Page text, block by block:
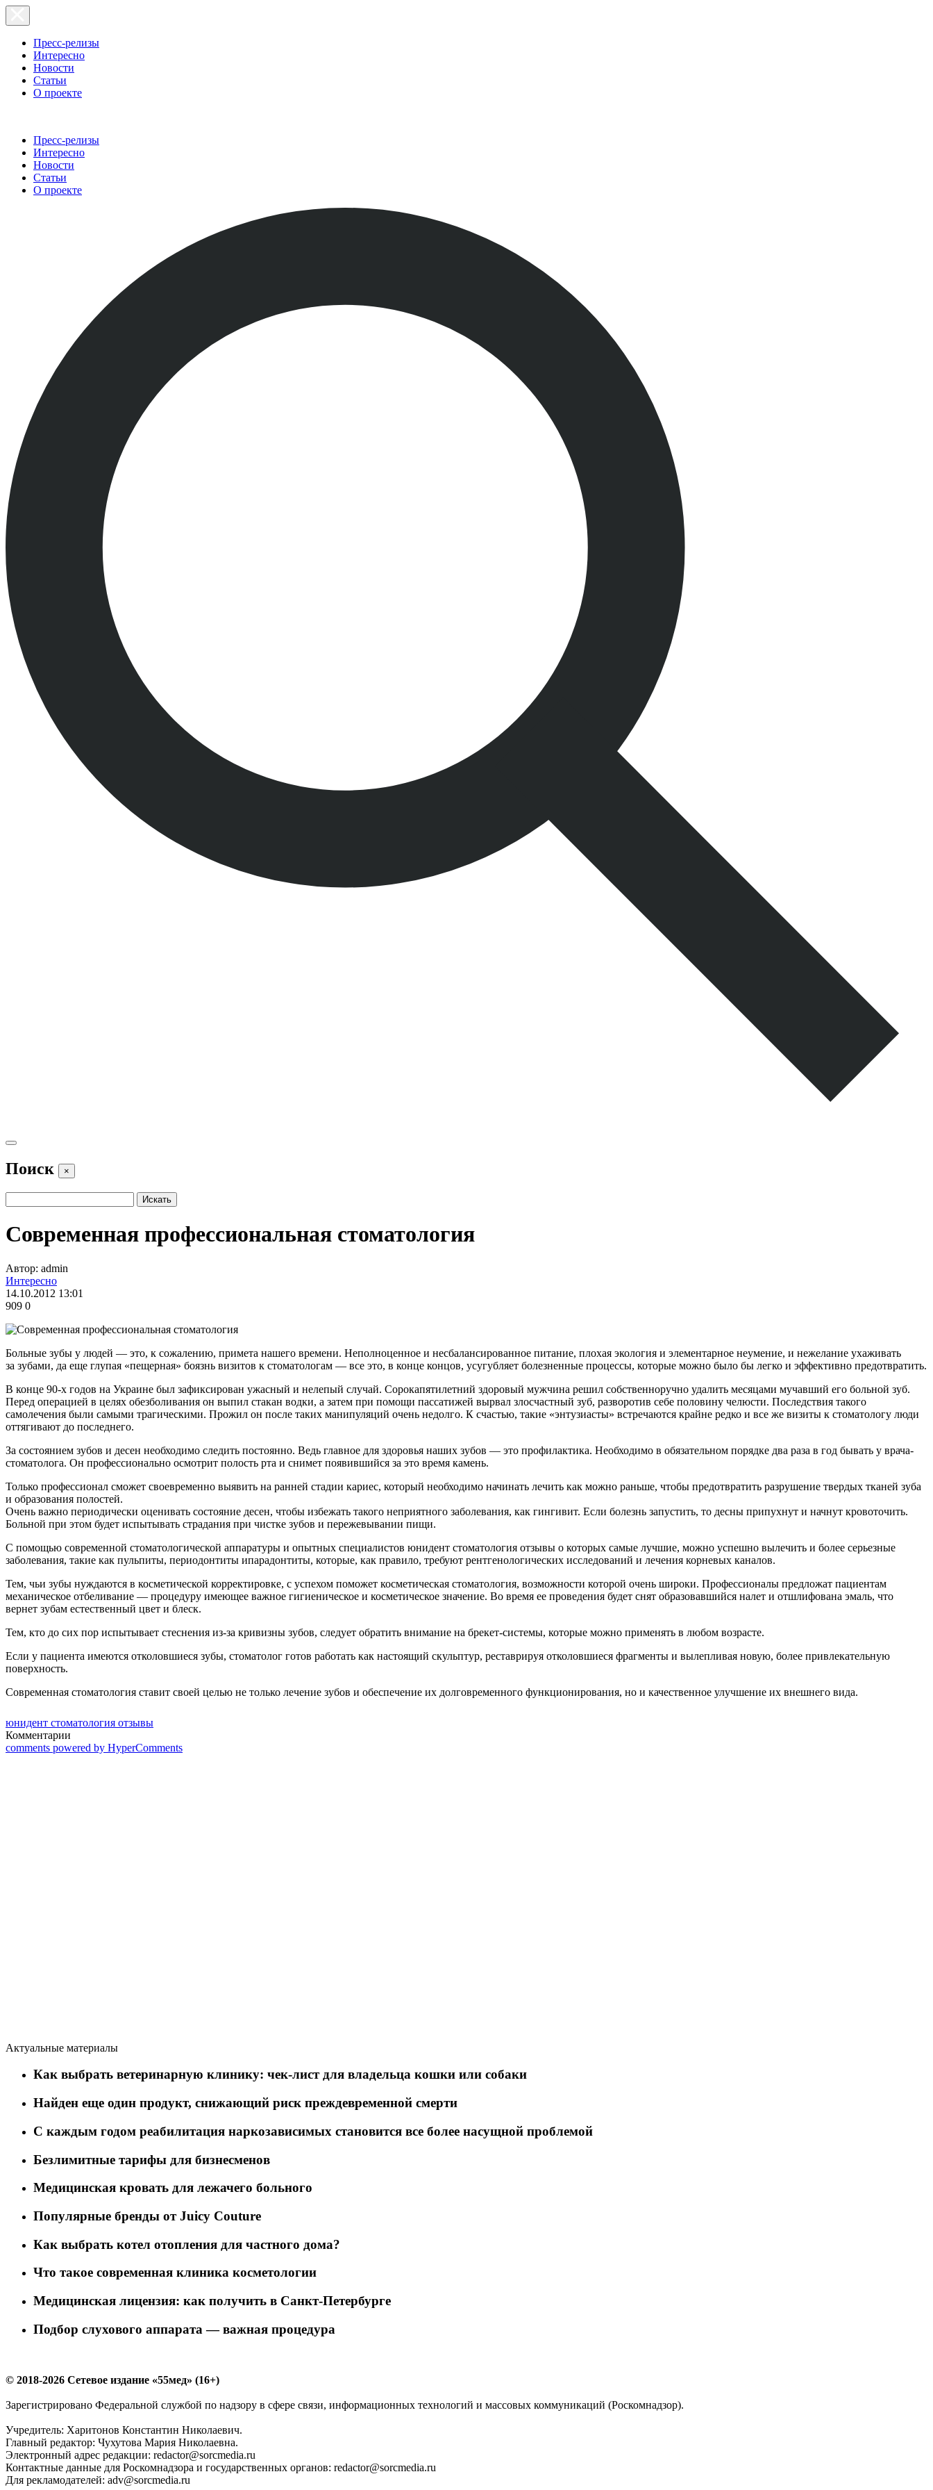
Пресс-релизы
Интересно
Новости
Статьи
О проекте
Пресс-релизы
Интересно
Новости
Статьи
О проекте
Поиск ×
Современная профессиональная стоматология
Автор: admin
Интересно
14.10.2012 13:01
909 0
Больные зубы у людей — это, к сожалению, примета нашего времени. Неполноценное и несбалансированное питание, плохая экология и элементарное неумение, и нежелание ухаживать
за зубами, да еще глупая «пещерная» боязнь визитов к стоматологам — все это, в конце концов, усугубляет болезненные процессы, которые можно было бы легко и эффективно предотвратить.
В конце 90-х годов на Украине был зафиксирован ужасный и нелепый случай. Сорокапятилетний здоровый мужчина решил собственноручно удалить месяцами мучавший его больной зуб.
Перед операцией в целях обезболивания он выпил стакан водки, а затем при помощи пассатижей вырвал злосчастный зуб, разворотив себе половину челюсти. Последствия такого
самолечения были самыми трагическими. Прожил он после таких манипуляций очень недолго. К счастью, такие «энтузиасты» встречаются крайне редко и все же визиты к стоматологу люди
оттягивают до последнего.
За состоянием зубов и десен необходимо следить постоянно. Ведь главное для здоровья наших зубов — это профилактика. Необходимо в обязательном порядке два раза в год бывать у врача-
стоматолога. Он профессионально осмотрит полость рта и снимет появившийся за это время камень.
Только профессионал сможет своевременно выявить на ранней стадии кариес, который необходимо начинать лечить как можно раньше, чтобы предотвратить разрушение твердых тканей зуба
и образования полостей.
Очень важно периодически оценивать состояние десен, чтобы избежать такого неприятного заболевания, как гингивит. Если болезнь запустить, то десны припухнут и начнут кровоточить.
Больной при этом будет испытывать страдания при чистке зубов и пережевывании пищи.
С помощью современной стоматологической аппаратуры и опытных специалистов юнидент стоматология отзывы о которых самые лучшие, можно успешно вылечить и более серьезные
заболевания, такие как пульпиты, периодонтиты ипарадонтиты, которые, как правило, требуют рентгенологических исследований и лечения корневых каналов.
Тем, чьи зубы нуждаются в косметической корректировке, с успехом поможет косметическая стоматология, возможности которой очень широки. Профессионалы предложат пациентам
механическое отбеливание — процедуру имеющее важное гигиеническое и косметическое значение. Во время ее проведения будет снят образовавшийся налет и отшлифована эмаль, что
вернет зубам естественный цвет и блеск.
Тем, кто до сих пор испытывает стеснения из-за кривизны зубов, следует обратить внимание на брекет-системы, которые можно применять в любом возрасте.
Если у пациента имеются отколовшиеся зубы, стоматолог готов работать как настоящий скульптур, реставрируя отколовшиеся фрагменты и вылепливая новую, более привлекательную
поверхность.
Современная стоматология ставит своей целью не только лечение зубов и обеспечение их долговременного функционирования, но и качественное улучшение их внешнего вида.
юнидент стоматология отзывы
Комментарии
comments powered by HyperComments
Актуальные материалы
Как выбрать ветеринарную клинику: чек-лист для владельца кошки или собаки
Найден еще один продукт, снижающий риск преждевременной смерти
C каждым годом реабилитация наркозависимых становится все более насущной проблемой
Безлимитные тарифы для бизнесменов
Медицинская кровать для лежачего больного
Популярные бренды от Juicy Couture
Как выбрать котел отопления для частного дома?
Что такое современная клиника косметологии
Медицинская лицензия: как получить в Санкт-Петербурге
Подбор слухового аппарата — важная процедура
© 2018-2026 Сетевое издание «55мед» (16+)
Зарегистрировано Федеральной службой по надзору в сфере связи, информационных технологий и массовых коммуникаций (Роскомнадзор).
Учредитель: Харитонов Константин Николаевич.
Главный редактор: Чухутова Мария Николаевна.
Электронный адрес редакции: redactor@sorcmedia.ru
Контактные данные для Роскомнадзора и государственных органов: redactor@sorcmedia.ru
Для рекламодателей: adv@sorcmedia.ru